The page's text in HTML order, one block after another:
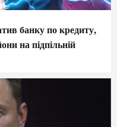
банку по кредиту,
на підпільній